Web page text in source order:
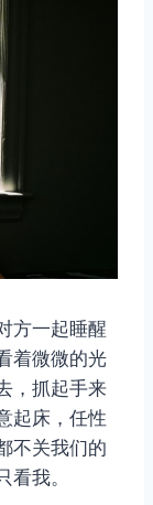
方一起睡醒
着微微的光
，抓起手来
起床，任性
不关我们的
我。